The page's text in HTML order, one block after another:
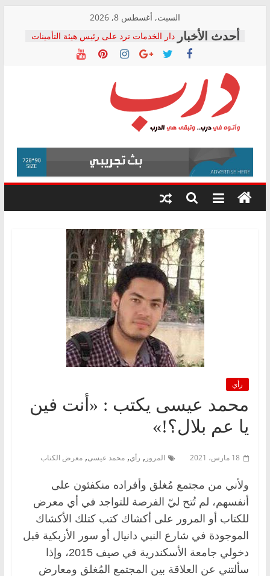
content
السبت, أغسطس 8, 2026
دار الخدمات ترد على رئيس هيئة التأمينات
بعد مؤتمره الصحفي: إنكار الأزمة لا ينهي
معاناة أصحاب المعاشات.. ونطالب بكشف
فرحات سليمان يكتب: القطاع الصحي إلى
أين؟
حزب التحالف الشعبي يطلق لجنة “الحق
في الصحة” بالإسكندرية لرصد الانتهاكات
ودعم المرضى
الوزاري لمدينة الصحفيين.. وانتهاء أعمال
إنشاء المبنى الإداري
المجلس القومي لحقوق الإنسان يعلن
متابعة قضية الدكتور محمد زهران.. ويؤكد:
قرينة البراءة وضمانات المحاكمة العادلة
درب
وأتوه
درب..
وتبقى
هي
رأي
محمد عيسى يكتب : «أنت فين
يا عم بلال؟!»
18 مارس، 2021 المرور , رأي, محمد عيسى, معرض الكتاب
ولأني من مجتمع مُغلق وأفراده منكفئون على
أنفسهم، لم تُتح ليّ الفرصة للتواجد في أي معرض
للكتاب أو المرور على أكشاك كتب كتلك الأكشاك
الموجودة في شارع النبي دانيال أو سور الأزبكية قبل
دخولي جامعة الأسكندرية في صيف 2015، وإذا
سألتني عن العلاقة بين المجتمع المُغلق ومعارض